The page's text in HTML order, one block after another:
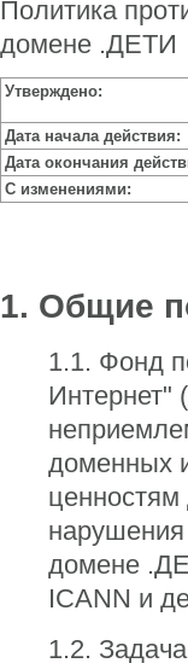
Политика
домене .ДЕТИ
Утверждено:
Дата начала действия:
Дата окончания
С изменениями:
1. Общие
1.1. Фонд
Интернет"
доменных
домене
ICANN и
1.2.